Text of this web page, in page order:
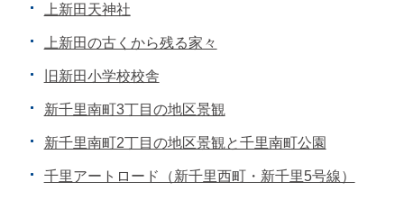
上新田天神社
上新田の古くから残る家々
旧新田小学校校舎
新千里南町3丁目の地区景観
新千里南町2丁目の地区景観と千里南町公園
千里アートロード（新千里西町・新千里5号線）